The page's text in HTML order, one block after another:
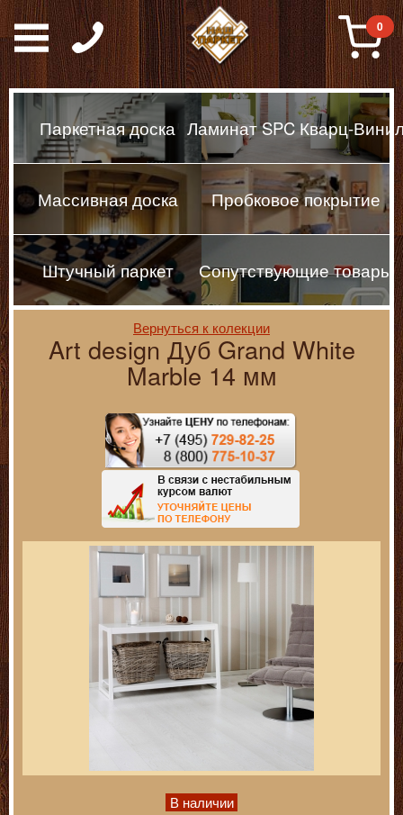
Паркет, Штучный
0
Паркетная доска Ламинат SPC Кварц-
Массивная доска Пробковое покрытие
Штучный паркет Сопутствующие товары
Art design Дуб Grand White
Marble 14 мм
Вернуться к колекции
В наличии